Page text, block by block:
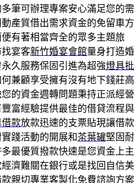
筆可辦理專案安心滿足您的需
產質借出需求資金的免留車方
有著相當齊全的眾多主題旅
宴客新竹婚宴會館量身打造婚
久服務保固引進為超強燈具批
兼顧享受擁有沒有地下錢莊高
您的資金週轉問題秉持正派經營
富經驗提供最佳的借貸流程與
款放款迅速的支票貼現讓借款
踐活動的開展和茶葉罐堅固耐
最優質撥款快速是您資金上主
濟難關在銀行或是找回自信美
款親切專業客製化免費諮詢方案